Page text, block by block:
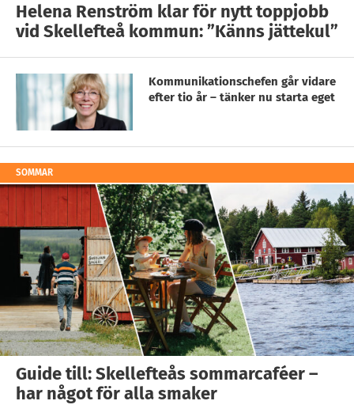
Helena Renström klar för nytt toppjobb
vid Skellefteå kommun: ”Känns jättekul”
Kommunikationschefen går vidare
efter tio år – tänker nu starta eget
SOMMAR
Guide till: Skellefteås sommarcaféer –
har något för alla smaker